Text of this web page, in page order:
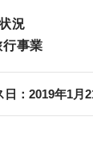
況
事業
： 2019年1月